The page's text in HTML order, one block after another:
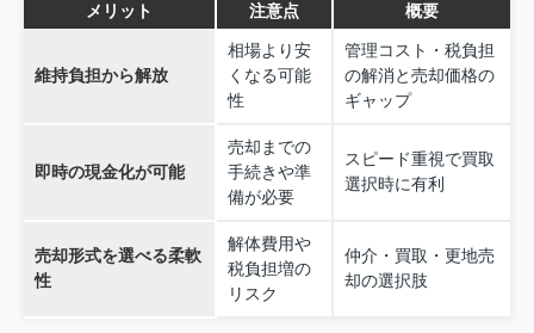
メリット 注意点 概要
維持負担から解放
相場より安
くなる可能
性
管理コスト・税負担
の解消と売却価格の
ギャップ
即時の現金化が可能
売却までの
手続きや準
備が必要
スピード重視で買取
選択時に有利
売却形式を選べる柔軟
性
解体費用や
税負担増の
リスク
仲介・買取・更地売
却の選択肢